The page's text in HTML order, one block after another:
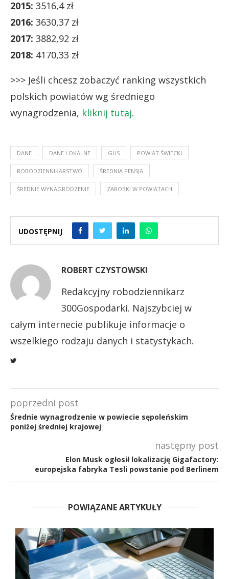
2015: 3516,4 zł
2016: 3630,37 zł
2017: 3882,92 zł
2018: 4170,33 zł
>>> Jeśli chcesz zobaczyć ranking wszystkich
polskich powiatów wg średniego
wynagrodzenia, kliknij tutaj.
DANE DANE LOKALNE GUS POWIAT ŚWIECKI
ROBODZIENNIKARSTWO ŚREDNIA PENSJA
ŚREDNIE WYNAGRODZENIE ZAROBKI W POWIATACH
UDOSTĘPNIJ
ROBERT CZYSTOWSKI
Redakcyjny robodziennikarz
300Gospodarki. Najszybciej w
całym internecie publikuje informacje o
wszelkiego rodzaju danych i statystykach.
poprzedni post
Średnie wynagrodzenie w powiecie sępoleńskim
poniżej średniej krajowej
następny post
Elon Musk ogłosił lokalizację Gigafactory:
europejska fabryka Tesli powstanie pod Berlinem
POWIĄZANE ARTYKUŁY